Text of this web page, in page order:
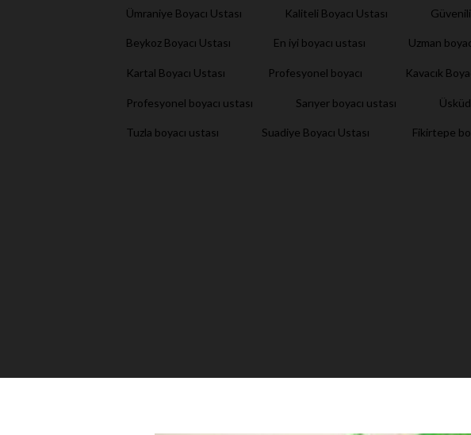
Ümraniye Boyacı Ustası Kaliteli Boyacı Ustası
Beykoz Boyacı Ustası En iyi boyacı ustası Uzman
Kartal Boyacı Ustası Profesyonel boyacı Kavacık
Profesyonel boyacı ustası Sarıyer boyacı ustası
Tuzla boyacı ustası Suadiye Boyacı Ustası Fikirtepe